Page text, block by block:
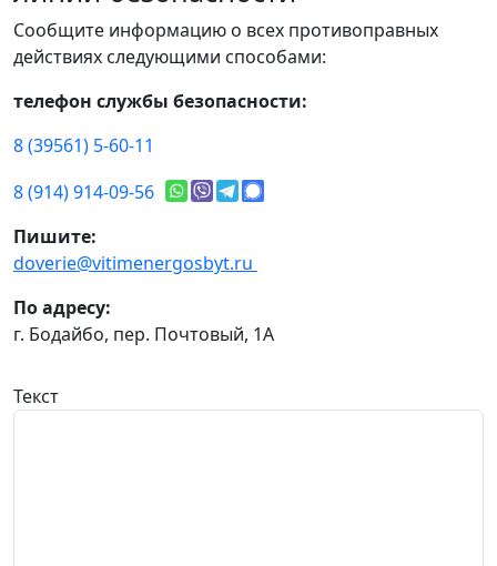
Сообщите информацию о всех противоправных
действиях следующими способами:
телефон службы безопасности:
8 (39561) 5-60-11
8 (914) 914-09-56
Пишите:
doverie@vitimenergosbyt.ru
По адресу:
г. Бодайбо, пер. Почтовый, 1А
Текст